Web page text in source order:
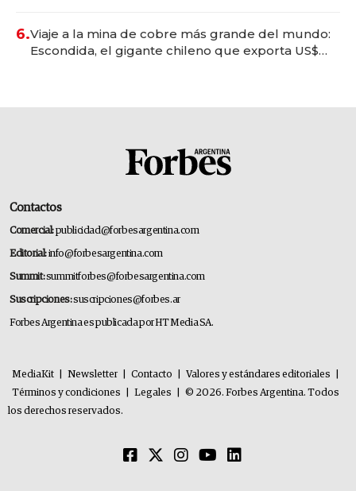
6.Viaje a la mina de cobre más grande del mundo:
Escondida, el gigante chileno que exporta US$
Contactos
Comercial:publicidad@forbesargentina.com
Editorial:info@forbesargentina.com
Summit:summitforbes@forbesargentina.com
Suscripciones:suscripciones@forbes.ar
Forbes Argentina es publicada por HT Media SA.
MediaKit Newsletter Contacto Valores y estándares editoriales
Términos y condiciones
Legales
© 2026. Forbes Argentina. Todos
los derechos reservados.